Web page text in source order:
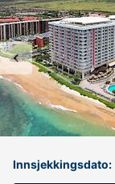
Innsjekkingsdato: